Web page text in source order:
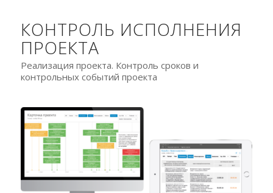
КОНТРОЛЬ ИСПОЛНЕНИЯ
ПРОЕКТА
Реализация проекта. Контроль сроков и
контрольных событий проекта